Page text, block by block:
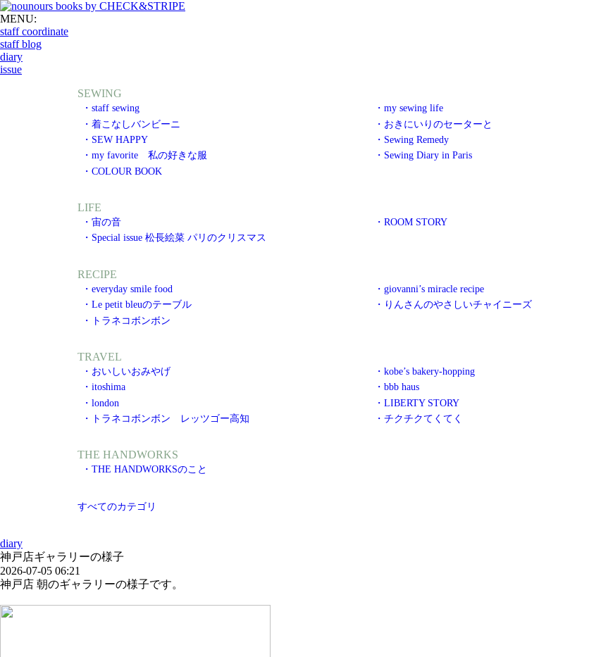
MENU:
staff coordinate
staff blog
diary
issue
SEWING
・staff sewing ・my sewing life
・着こなしバンビーニ
・おきにいりのセーターと
・SEW HAPPY
・Sewing Remedy
・my favorite 私の好きな服
・Sewing Diary in Paris
・COLOUR BOOK
LIFE
・宙の音 ・ROOM STORY
・Special issue 松長絵菜 パリのクリスマス
RECIPE
・everyday smile food ・giovanni’s miracle recipe
・Le petit bleuのテーブル
・りんさんのやさしいチャイニーズ
・トラネコボンボン
TRAVEL
・おいしいおみやげ ・kobe’s bakery-hopping
・itoshima
・bbb haus
・london
・LIBERTY STORY
・トラネコボンボン レッツゴー高知
・チクチクてくてく
THE HANDWORKS
・THE HANDWORKSのこと
すべてのカテゴリ
diary
神戸店ギャラリーの様子
2026-07-05 06:21
神戸店 朝のギャラリーの様子です。